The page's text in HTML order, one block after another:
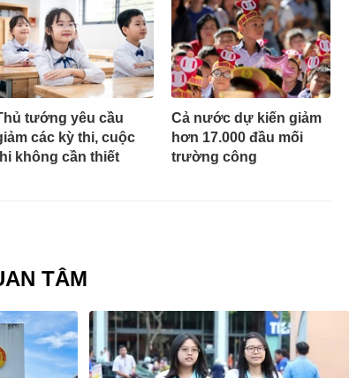
tướng yêu cầu
các kỳ thi, cuộc
không cần thiết
Cả nước dự kiến giảm
hơn 17.000 đầu mối
trường công
TÂM